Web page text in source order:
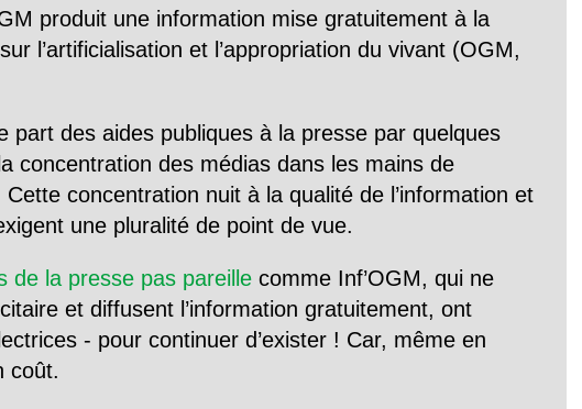
produit une information mise gratuitement à la
l’artificialisation et l’appropriation du vivant (OGM,
part des aides publiques à la presse par quelques
concentration des médias dans les mains de
concentration nuit à la qualité de l’information et
une pluralité de point de vue.
de la presse pas pareille comme Inf’OGM, qui ne
et diffusent l’information gratuitement, ont
- pour continuer d’exister ! Car, même en
coût.